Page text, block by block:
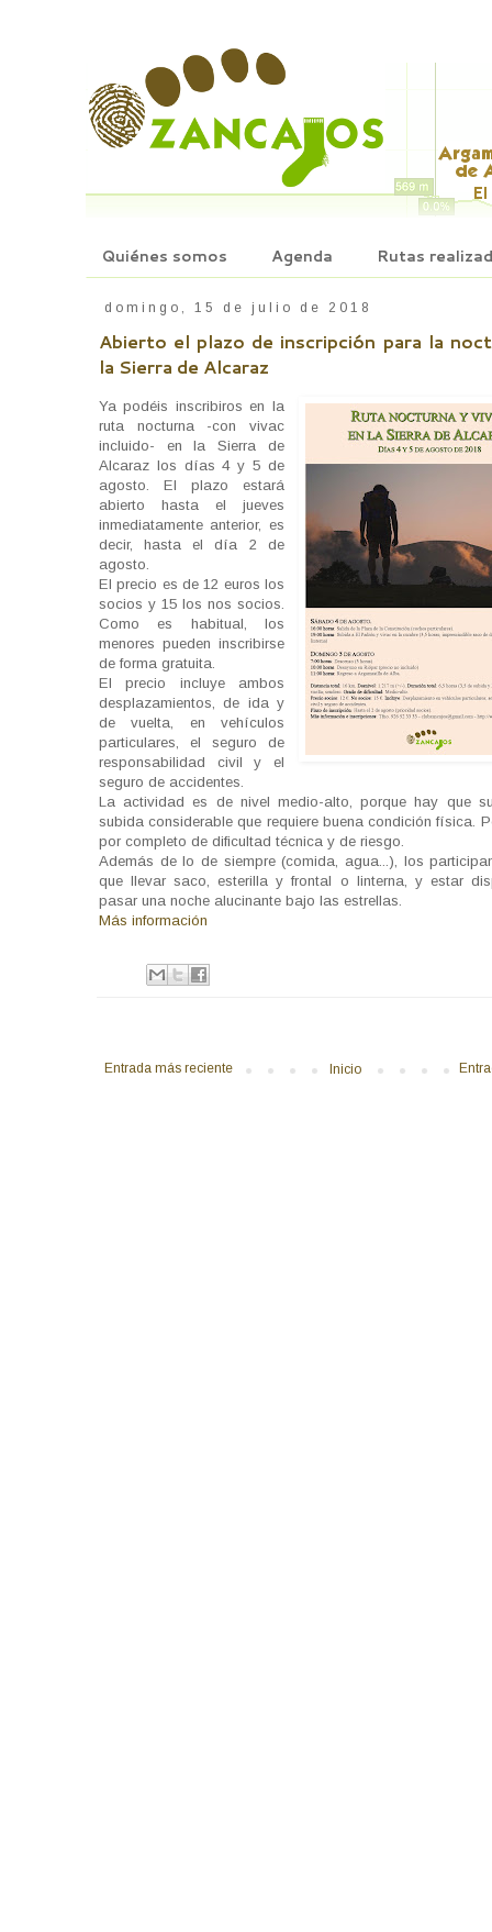
Quiénes somos Agenda Rutas
domingo, 15 de julio de 2018
Abierto el plazo de inscripción para la
la Sierra de Alcaraz
Ya podéis inscribiros en la
ruta nocturna -con vivac
incluido- en la Sierra de
Alcaraz los días 4 y 5 de
agosto. El plazo estará
abierto hasta el jueves
inmediatamente anterior, es
decir, hasta el día 2 de
agosto.
El precio es de 12 euros los
socios y 15 los nos socios.
Como es habitual, los
menores pueden inscribirse
de forma gratuita.
El precio incluye ambos
desplazamientos, de ida y
de vuelta, en vehículos
particulares, el seguro de
responsabilidad civil y el
seguro de accidentes.
La actividad es de nivel medio-alto, porque hay que
subida considerable que requiere buena condición física.
por completo de dificultad técnica y de riesgo.
Además de lo de siempre (comida, agua...), los
que llevar saco, esterilla y frontal o linterna, y estar
pasar una noche alucinante bajo las estrellas.
Más información
Entrada más reciente Inicio